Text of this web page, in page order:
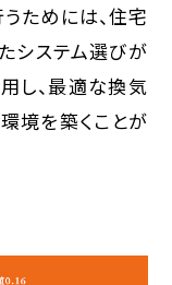
ためには、住宅
システム選びが
し、最適な換気
境を築くことが